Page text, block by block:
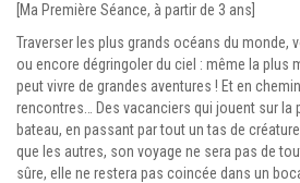
[Ma Première Séance, à partir de 3 ans]
Traverser les plus grands océans du monde,
ou encore dégringoler du ciel : même la plus
peut vivre de grandes aventures ! Et en
rencontres… Des vacanciers qui jouent sur la
bateau, en passant par tout un tas de
que les autres, son voyage ne sera pas de
sûre, elle ne restera pas coincée dans un